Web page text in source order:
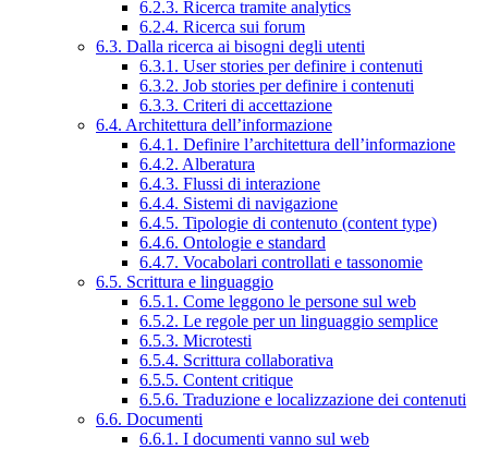
6.2.3. Ricerca tramite analytics
6.2.4. Ricerca sui forum
6.3. Dalla ricerca ai bisogni degli utenti
6.3.1. User stories per definire i contenuti
6.3.2. Job stories per definire i contenuti
6.3.3. Criteri di accettazione
6.4. Architettura dell’informazione
6.4.1. Definire l’architettura dell’informazione
6.4.2. Alberatura
6.4.3. Flussi di interazione
6.4.4. Sistemi di navigazione
6.4.5. Tipologie di contenuto (content type)
6.4.6. Ontologie e standard
6.4.7. Vocabolari controllati e tassonomie
6.5. Scrittura e linguaggio
6.5.1. Come leggono le persone sul web
6.5.2. Le regole per un linguaggio semplice
6.5.3. Microtesti
6.5.4. Scrittura collaborativa
6.5.5. Content critique
6.5.6. Traduzione e localizzazione dei contenuti
6.6. Documenti
6.6.1. I documenti vanno sul web